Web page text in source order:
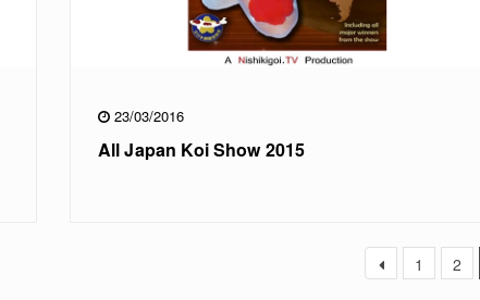
23/03/2016
All Japan Koi Show 2015
1 2